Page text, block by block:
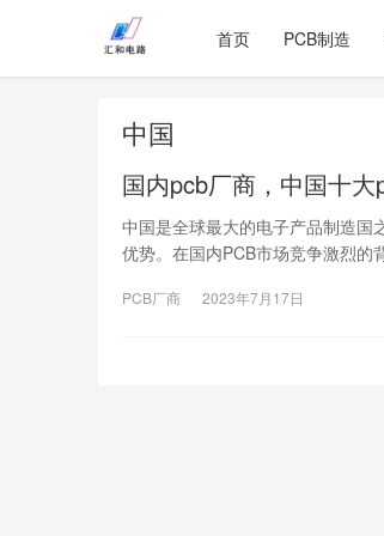
首页 PCB制造
中国
国内pcb厂商，中国十大
中国是全球最大的电子产品制造国
优势。在国内PCB市场竞争激烈
PCB厂商 2023年7月17日